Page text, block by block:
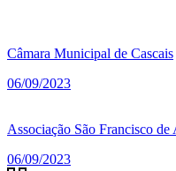
Câmara Municipal de Cascais
06/09/2023
Associação São Francisco de
06/09/2023